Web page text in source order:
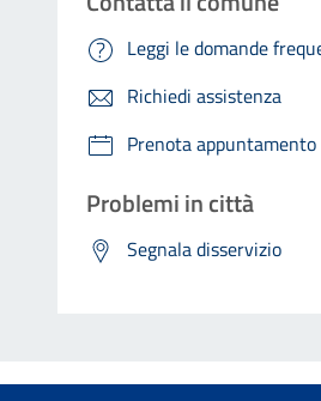
Leggi le domande
Richiedi assistenza
Prenota appuntamento
Problemi in città
Segnala disservizio